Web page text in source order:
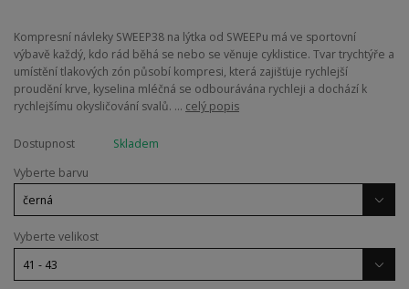
Kompresní návleky SWEEP38 na lýtka od SWEEPu má ve sportovní
výbavě každý, kdo rád běhá se nebo se věnuje cyklistice. Tvar trychtýře a
umístění tlakových zón působí kompresi, která zajišťuje rychlejší
proudění krve, kyselina mléčná se odbourávána rychleji a dochází k
rychlejšímu okysličování svalů. ... celý popis
Dostupnost
Skladem
Vyberte barvu
Vyberte velikost